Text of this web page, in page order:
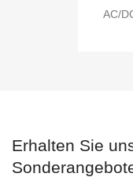
AC/
Erhalten Sie